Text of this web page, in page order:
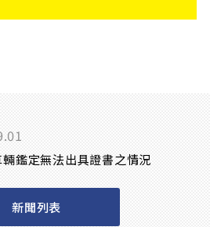
輛鑑定無法出具證書之情況
新聞列表